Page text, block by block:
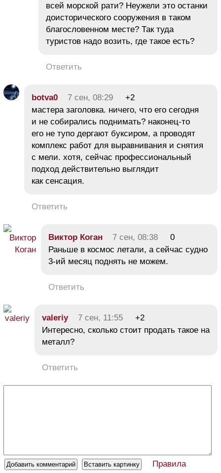
всей морской рати? Неужели это останки
доисторического сооружения в таком
благословенном месте? Так туда
туристов надо возить, где такое есть?
Ответить
botva0 7 сен, 08:29
+2
мастера заголовка. ничего, что его сегодня
и не собирались поднимать? наконец-то
его не тупо дергают буксиром, а проводят
комплекс работ для выравнивания и снятия
с мели. хотя, сейчас профессиональный
подход действительно выглядит
как сенсация.
Ответить
Виктор Коган 7 сен, 08:38
0
Раньше в космос летали, а сейчас судно
3-ий месяц поднять не можем.
Ответить
valeriy 7 сен, 11:55
+2
Интересно, сколько стоит продать такое на
металл?
Ответить
Правила